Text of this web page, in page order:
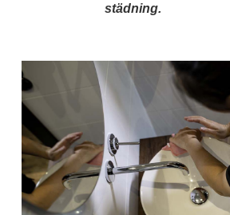
städning.